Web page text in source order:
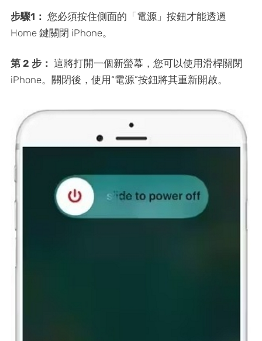
步驟1： 您必須按住側面的「電源」按鈕才能透過
Home 鍵關閉 iPhone。
第 2 步： 這將打開一個新螢幕，您可以使用滑桿關閉
iPhone。關閉後，使用“電源”按鈕將其重新開啟。